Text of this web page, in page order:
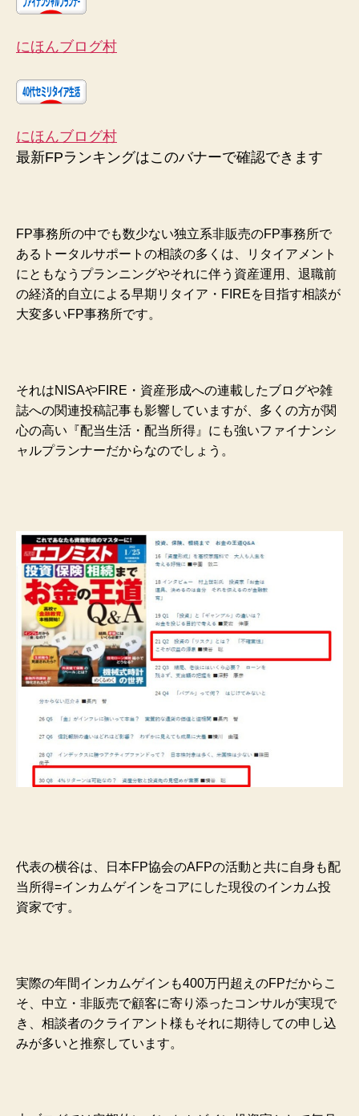
にほんブログ村
にほんブログ村
最新FPランキングはこのバナーで確認できます
FP事務所の中でも数少ない独立系非販売のFP事務所で
あるトータルサポートの相談の多くは、リタイアメント
にともなうプランニングやそれに伴う資産運用、退職前
の経済的自立による早期リタイア・FIREを目指す相談が
大変多いFP事務所です。
それはNISAやFIRE・資産形成への連載したブログや雑
誌への関連投稿記事も影響していますが、多くの方が関
心の高い『配当生活・配当所得』にも強いファイナンシ
ャルプランナーだからなのでしょう。
代表の横谷は、日本FP協会のAFPの活動と共に自身も配
当所得=インカムゲインをコアにした現役のインカム投
資家です。
実際の年間インカムゲインも400万円超えのFPだからこ
そ、中立・非販売で顧客に寄り添ったコンサルが実現で
き、相談者のクライアント様もそれに期待しての申し込
みが多いと推察しています。